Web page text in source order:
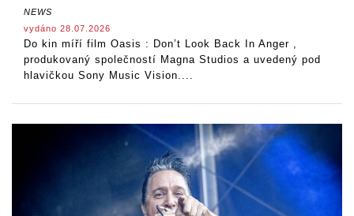
NEWS
vydáno 28.07.2026
Do kin míří film Oasis : Don’t Look Back In Anger ,
produkovaný společností Magna Studios a uvedený pod
hlavičkou Sony Music Vision....